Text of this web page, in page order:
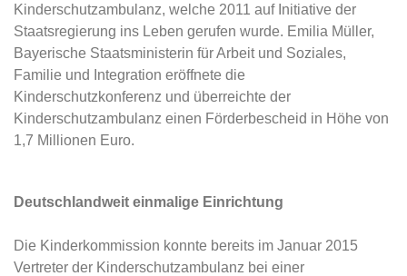
Kinderschutzambulanz, welche 2011 auf Initiative der
Staatsregierung ins Leben gerufen wurde. Emilia Müller,
Bayerische Staatsministerin für Arbeit und Soziales,
Familie und Integration eröffnete die
Kinderschutzkonferenz und überreichte der
Kinderschutzambulanz einen Förderbescheid in Höhe von
1,7 Millionen Euro.
Deutschlandweit einmalige Einrichtung
Die Kinderkommission konnte bereits im Januar 2015
Vertreter der Kinderschutzambulanz bei einer